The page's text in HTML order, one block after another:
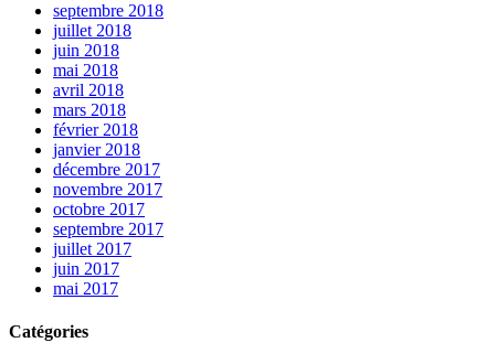
septembre 2018
juillet 2018
juin 2018
mai 2018
avril 2018
mars 2018
février 2018
janvier 2018
décembre 2017
novembre 2017
octobre 2017
septembre 2017
juillet 2017
juin 2017
mai 2017
Catégories